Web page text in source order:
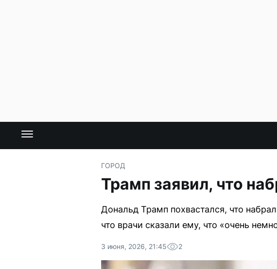
ГОРОД
Трамп заявил, что
Дональд Трамп похвастался, что
что врачи сказали ему, что «очень
3 июня, 2026, 21:45 2